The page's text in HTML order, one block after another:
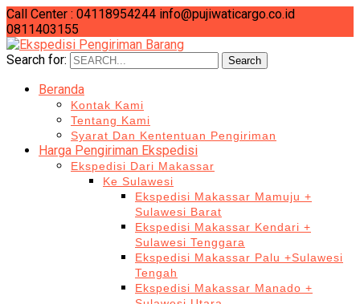
Call Center : 04118954244 info@pujiwaticargo.co.id
0811403155
Search for:
Search
Beranda
Kontak Kami
Tentang Kami
Syarat Dan Kententuan Pengiriman
Harga Pengiriman Ekspedisi
Ekspedisi Dari Makassar
Ke Sulawesi
Ekspedisi Makassar Mamuju +
Sulawesi Barat
Ekspedisi Makassar Kendari +
Sulawesi Tenggara
Ekspedisi Makassar Palu +Sulawesi
Tengah
Ekspedisi Makassar Manado +